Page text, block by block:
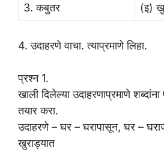
3. कबुतर (इ)
4. उदाहरणे वाचा. त्याप्रमाणे लिहा.
प्रश्न 1.
खाली दिलेल्या उदाहरणाप्रमाणे
तयार करा.
उदाहरणे – घर – घरापासून, घर –
खुराड्यात